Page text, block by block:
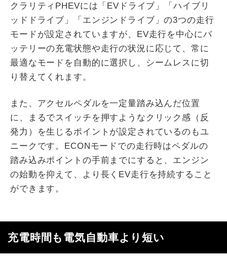
クラリティPHEVには「EVドライブ」「ハイブリ
ッドドライブ」「エンジンドライブ」の3つの走行
モードが設定されていますが、EV走行を中心にバ
ッテリーの充電状態や走行の状況に応じて、常に
最適なモードを自動的に選択し、シームレスに切
り替えてくれます。
また、アクセルペダルを一定量踏み込んだ位置
に、まるでスイッチを押すようなクリック感（反
発力）を生じるポイントが設定されているのもユ
ニークです。ECONモードでの走行時はペダルの
踏み込みポイントの手前までにすると、エンジン
の始動を抑えて、より長くEV走行を持続すること
ができます。
充電時間も電気自動車より短い